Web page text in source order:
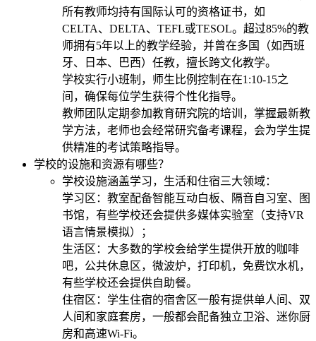
所有教师均持有国际认可的资格证书，如
CELTA、DELTA、TEFL或TESOL。超过85%的教
师拥有5年以上的教学经验，并曾在多国（如西班
牙、日本、巴西）任教，擅长跨文化教学。
学校实行小班制，师生比例控制在在1:10-15之
间，确保每位学生获得个性化指导。
教师团队定期参加教育研究院的培训，掌握最新教
学方法，老师也会经常研究备考课程，会为学生提
供精准的考试策略指导。
学校的设施和资源有哪些？
学校设施涵盖学习，生活和住宿三大领域：
学习区：教室配备智能互动白板、隔音自习室、图
书馆，有些学校还会提供多媒体实验室（支持VR
语言情景模拟）；
生活区：大多数的学校会给学生提供开放的咖啡
吧，公共休息区，微波炉，打印机，免费饮水机，
有些学校还会提供自助餐。
住宿区：学生住宿的宿舍区一般有提供单人间、双
人间和家庭套房，一般都会配备独立卫浴、迷你厨
房和高速Wi-Fi。